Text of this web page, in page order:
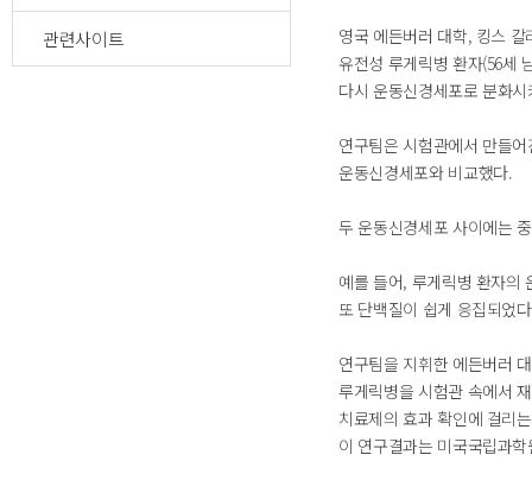
관련사이트
영국 에든버러 대학, 킹스
유전성 루게릭병 환자(56세
다시 운동신경세포로 분화
연구팀은 시험관에서 만들
운동신경세포와 비교했다.
두 운동신경세포 사이에는
예를 들어, 루게릭병 환자의
또 단백질이 쉽게 응집되었
연구팀을 지휘한 에든버러
루게릭병을 시험관 속에서
치료제의 효과 확인에 걸리
이 연구결과는 미국국립과